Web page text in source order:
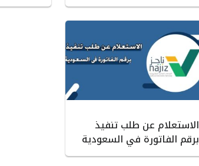
الاستعلام عن طلب تنفيذ
برقم الفاتورة في السعودية